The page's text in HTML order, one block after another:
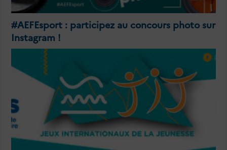
#AEFEsport : participez au concours photo sur
Instagram !